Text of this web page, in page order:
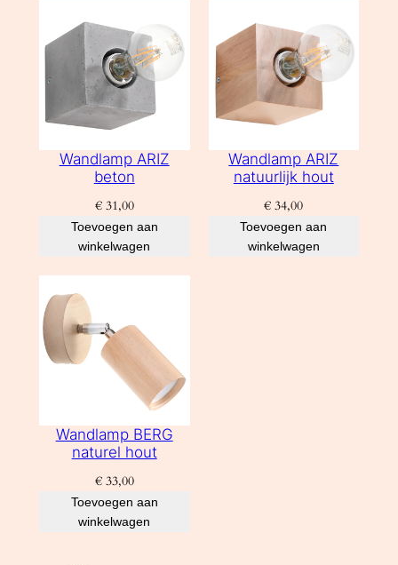
Wandlamp ARIZ
beton
€31,00
Toevoegen aan
winkelwagen
Wandlamp ARIZ
natuurlijk hout
€ 34,00
Toevoegen aan
winkelwagen
Wandlamp BERG
naturel hout
€33,00
Toevoegen aan
winkelwagen